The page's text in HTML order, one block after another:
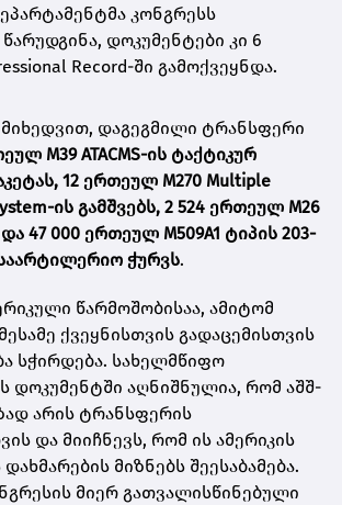
კონგრესს
დოკუმენტები კი 6
Record-ში გამოქვეყნდა.
დაგეგმილი ტრანსფერი
M39 ATACMS-ის ტაქტიკურ
12 ერთეულ M270 Multiple
ის გამშვებს, 2 524 ერთეულ M26
47 000 ერთეულ M509A1 ტიპის 203-
ჭურვს.
წარმოშობისაა, ამიტომ
ქვეყნისთვის გადაცემისთვის
სჭირდება. სახელმწიფო
დოკუმენტში აღნიშნულია, რომ აშშ-
არის ტრანსფერის
და მიიჩნევს, რომ ის ამერიკის
მიზნებს შეესაბამება.
მიერ გათვალისწინებული